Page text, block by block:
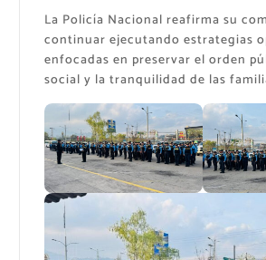
La Policía Nacional reafirma su
continuar ejecutando estrategias
enfocadas en preservar el orden
social y la tranquilidad de las